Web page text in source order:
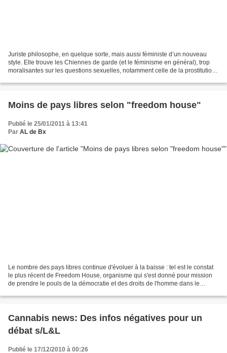
Juriste philosophe, en quelque sorte, mais aussi féministe d’un nouveau
style. Elle trouve les Chiennes de garde (et le féminisme en général), trop
moralisantes sur les questions sexuelles, notamment celle de la prostitution
Moins de pays libres selon "freedom house"
Publié le 25/01/2011 à 13:41
Par AL de Bx
Le nombre des pays libres continue d'évoluer à la baisse : tel est le constat
le plus récent de Freedom House, organisme qui s'est donné pour mission
de prendre le pouls de la démocratie et des droits de l'homme dans le
Cannabis news: Des infos négatives pour un
débat s/L&L
Publié le 17/12/2010 à 00:26